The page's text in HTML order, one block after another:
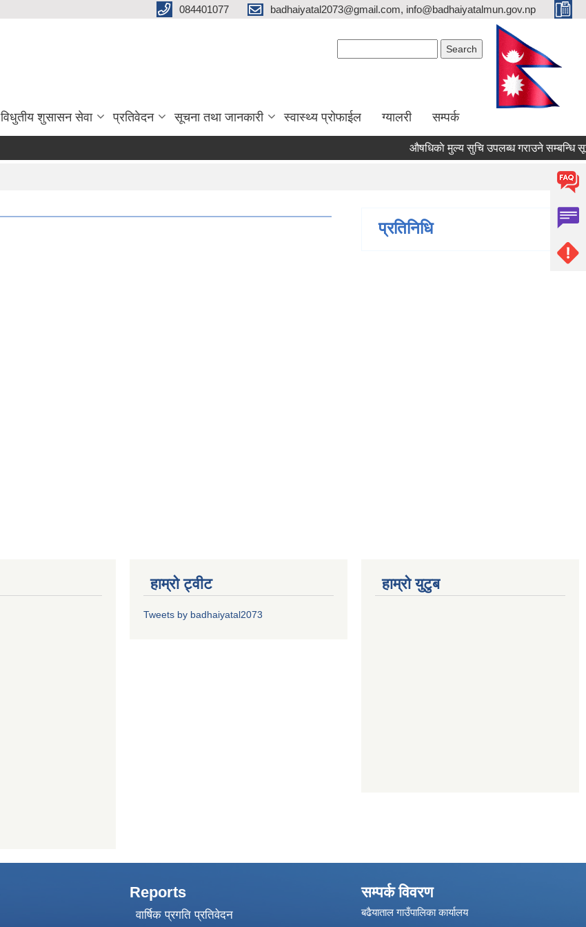
084401077 badhaiyatal2073@gmail.com, info@badhaiyatalmun.gov.np
विधुतीय शुसासन सेवा प्रतिवेदन सूचना तथा जानकारी स्वास्थ्य प्रोफाईल ग्यालरी सम्पर्क
औषधिकाे मुल्य सुचि उपलब्ध गराउने सम्बन्धि
प्रतिनिधि
हाम्रो ट्वीट
Tweets by badhaiyatal2073
हाम्रो युटुब
Reports
वार्षिक प्रगति प्रतिवेदन
सम्पर्क विवरण
बढैयाताल गाउँपालिका कार्यालय